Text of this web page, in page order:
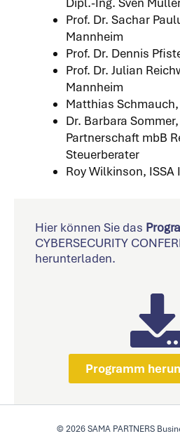
Prof. Dr. Sachar
Mannheim
Prof. Dr. Dennis
Prof. Dr. Julian
Mannheim
Matthias
Dr. Barbara
Partnerschaft mbB
Steuerberater
Roy Wilkinson,
Hier können Sie das
CYBERSECURITY
herunterladen.
Programm
© 2026 SAMA PARTNERS